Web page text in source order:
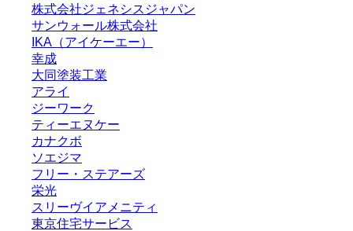
株式会社ジェネシスジャパン
サンウォール株式会社
IKA（アイケーエー）
幸成
大同塗装工業
アライ
ジーワーク
ティーエヌケー
カナクボ
ソエジマ
フリー・ステアーズ
栄光
スリーヴイアメニティ
東京住宅サービス